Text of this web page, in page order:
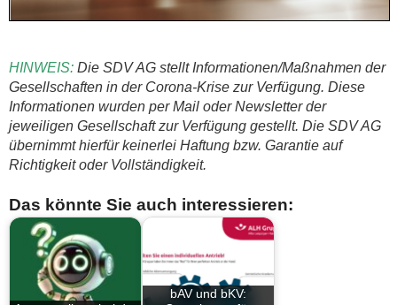
HINWEIS: Die SDV AG stellt Informationen/Maßnahmen der
Gesellschaften in der Corona-Krise zur Verfügung. Diese
Informationen wurden per Mail oder Newsletter der
jeweiligen Gesellschaft zur Verfügung gestellt. Die SDV AG
übernimmt hierfür keinerlei Haftung bzw. Garantie auf
Richtigkeit oder Vollständigkeit.
Das könnte Sie auch interessieren:
bAV und bKV: